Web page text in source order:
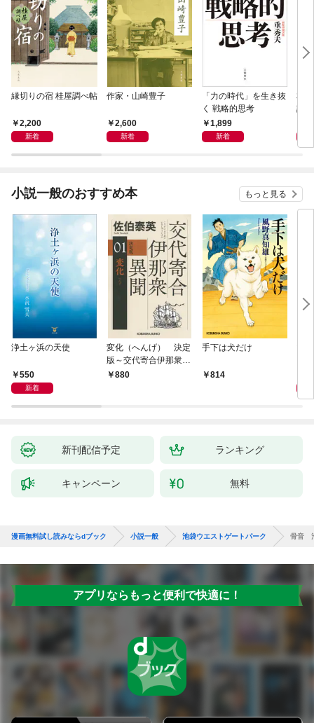
縁切りの宿 桂屋調べ帖
2,200
新着
作家・山崎豊子
2,600
新着
「力の時代」を生き抜
く 戦略的思考
1,899
新着
本
話）
小説一般のおすすめ本 もっと見る
浄土ヶ浜の天使
550
新着
変化（へんげ） 決定
版～交代寄合伊那衆異
聞（1）～
880
手下は犬だけ
814
新刊配信予定 ランキング
キャンペーン 無料
漫画無料試し読みならdブック 小説一般 池袋ウエストゲートパーク 骨音
アプリならもっと便利で快適に！